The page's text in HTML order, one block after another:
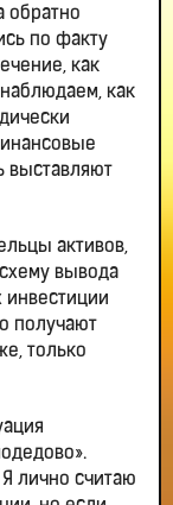
обратно
по факту
как
как
выставляют
активов,
вывода
получают
только
лично считаю